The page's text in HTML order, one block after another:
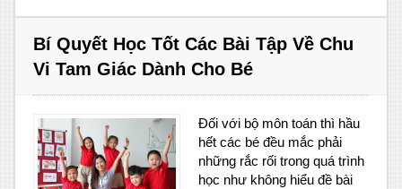
Bí Quyết Học Tốt Các Bài Tập Về Chu
Vi Tam Giác Dành Cho Bé
Đối với bộ môn toán thì hầu
hết các bé đều mắc phải
những rắc rối trong quá trình
học như không hiểu đề bài